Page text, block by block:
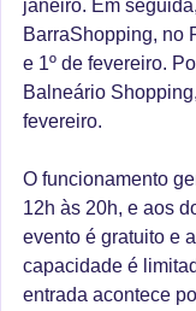
janeiro. Em
BarraShopping, no
e 1º de fevereiro.
Balneário
fevereiro.
O funcionamento
12h às 20h, e aos
evento é gratuito e
capacidade é
entrada acontece